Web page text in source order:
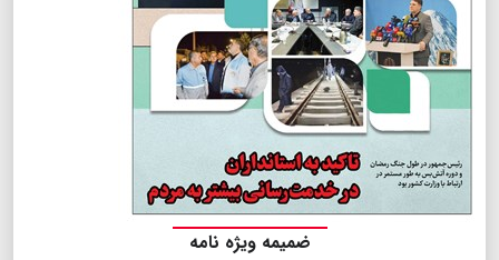
ضمیمه ویژه نامه